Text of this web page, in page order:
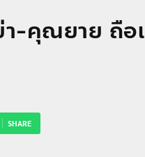
า-คุณยาย ถือ
SHARE